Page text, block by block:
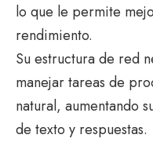
lo que le permite
rendimiento.
Su estructura de red
manejar tareas de
natural, aumentando
de texto y respuestas.